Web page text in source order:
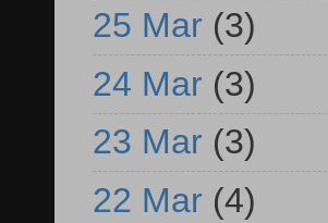
25 Mar (3)
24 Mar (3)
23 Mar (3)
22 Mar (4)